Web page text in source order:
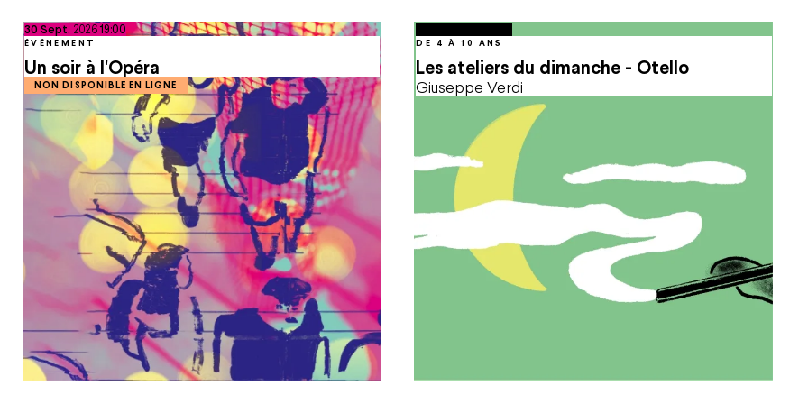
Un soir à l'Opéra
ÉVÉNEMENT
30septembre
Sept. 202619:00
NON DISPONIBLE EN LIGNE
Les ateliers du dimanche - Otello
Giuseppe Verdi
DE 4 À 10 ANS
octobre